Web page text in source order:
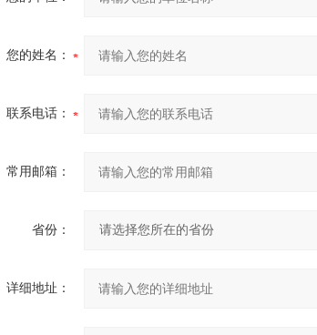
您的姓名：
联系电话：
常用邮箱：
省份：
详细地址：